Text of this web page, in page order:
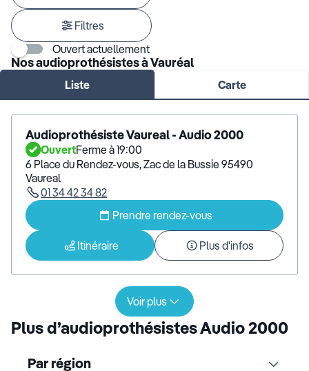
Filtres
Ouvert actuellement
Nos audioprothésistes à Vauréal
Liste Carte
Audioprothésiste Vaureal - Audio 2000
OuvertFerme à 19:00
6 Place du Rendez-vous, Zac de la Bussie 95490
Vaureal
01 34 42 34 82
Prendre rendez-vous
Itinéraire Plus d'infos
Voir plus
Plus d’audioprothésistes Audio 2000
Par région